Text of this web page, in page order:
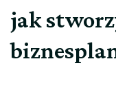
jak